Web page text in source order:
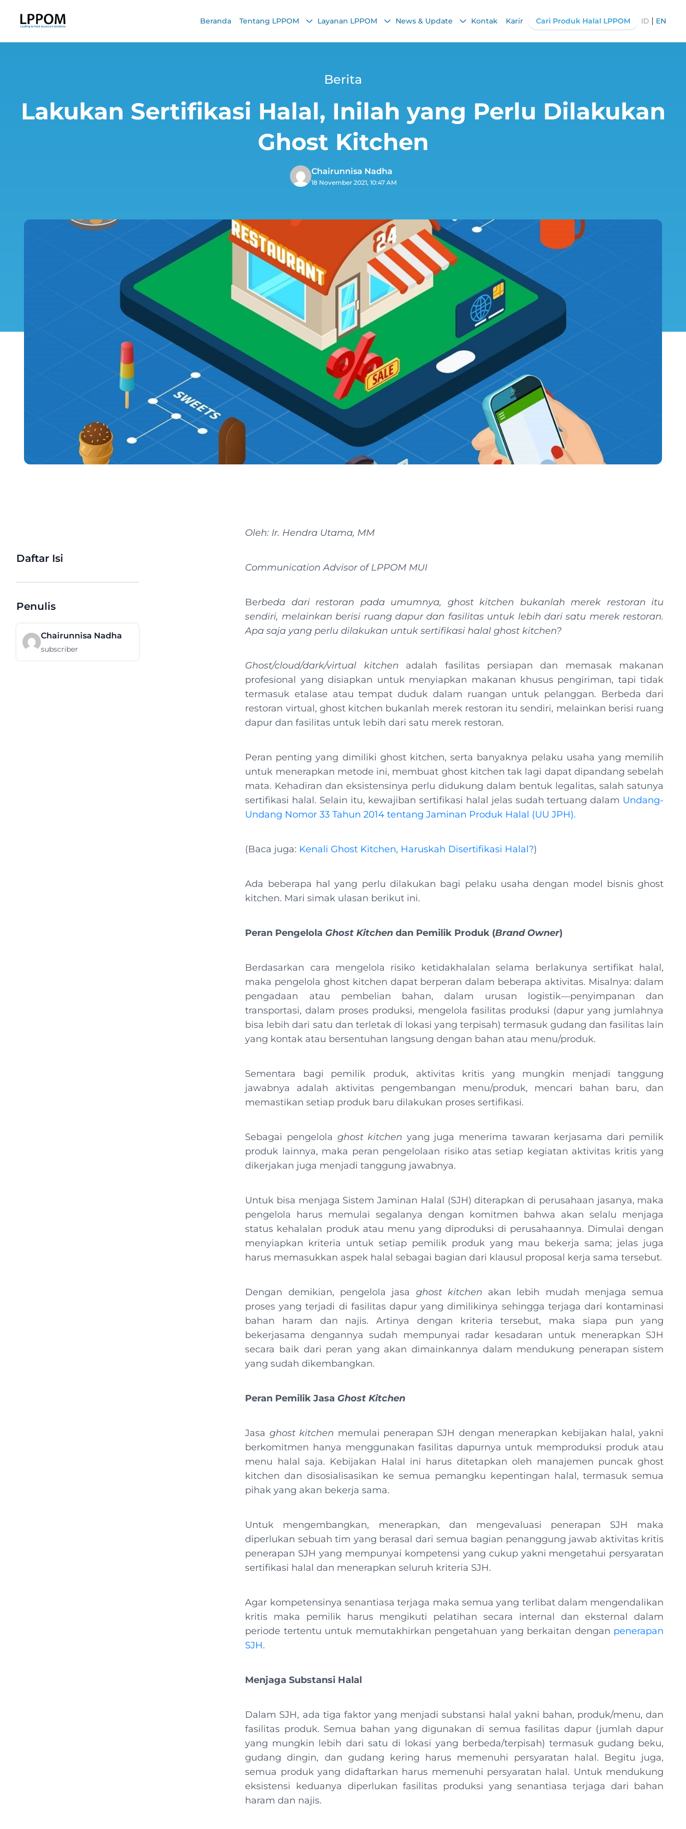
Beranda Tentang LPPOM Layanan LPPOM News & Update Kontak Karir Cari Produk Halal LPPOM ID | EN
Berita
Lakukan Sertifikasi Halal, Inilah yang Perlu Dilakukan
Ghost Kitchen
Chairunnisa Nadha
18 November 2021, 10:47 AM
Daftar Isi
Penulis
Chairunnisa Nadha
subscriber
Oleh: Ir. Hendra Utama, MM
Communication Advisor of LPPOM MUI
Berbeda dari restoran pada umumnya, ghost kitchen bukanlah merek restoran itu
sendiri, melainkan berisi ruang dapur dan fasilitas untuk lebih dari satu merek restoran.
Apa saja yang perlu dilakukan untuk sertifikasi halal ghost kitchen?
Ghost/cloud/dark/virtual kitchen adalah fasilitas persiapan dan memasak makanan
profesional yang disiapkan untuk menyiapkan makanan khusus pengiriman, tapi tidak
termasuk etalase atau tempat duduk dalam ruangan untuk pelanggan. Berbeda dari
restoran virtual, ghost kitchen bukanlah merek restoran itu sendiri, melainkan berisi ruang
dapur dan fasilitas untuk lebih dari satu merek restoran.
Peran penting yang dimiliki ghost kitchen, serta banyaknya pelaku usaha yang memilih
untuk menerapkan metode ini, membuat ghost kitchen tak lagi dapat dipandang sebelah
mata. Kehadiran dan eksistensinya perlu didukung dalam bentuk legalitas, salah satunya
sertifikasi halal. Selain itu, kewajiban sertifikasi halal jelas sudah tertuang dalam Undang-
Undang Nomor 33 Tahun 2014 tentang Jaminan Produk Halal (UU JPH).
(Baca juga: Kenali Ghost Kitchen, Haruskah Disertifikasi Halal?)
Ada beberapa hal yang perlu dilakukan bagi pelaku usaha dengan model bisnis ghost
kitchen. Mari simak ulasan berikut ini.
Peran Pengelola Ghost Kitchendan Pemilik Produk (Brand Owner)
Berdasarkan cara mengelola risiko ketidakhalalan selama berlakunya sertifikat halal,
maka pengelola ghost kitchen dapat berperan dalam beberapa aktivitas. Misalnya: dalam
pengadaan atau pembelian bahan, dalam urusan logistik—penyimpanan dan
transportasi, dalam proses produksi, mengelola fasilitas produksi (dapur yang jumlahnya
bisa lebih dari satu dan terletak di lokasi yang terpisah) termasuk gudang dan fasilitas lain
yang kontak atau bersentuhan langsung dengan bahan atau menu/produk.
Sementara bagi pemilik produk, aktivitas kritis yang mungkin menjadi tanggung
jawabnya adalah aktivitas pengembangan menu/produk, mencari bahan baru, dan
memastikan setiap produk baru dilakukan proses sertifikasi.
Sebagai pengelola ghost kitchen yang juga menerima tawaran kerjasama dari pemilik
produk lainnya, maka peran pengelolaan risiko atas setiap kegiatan aktivitas kritis yang
dikerjakan juga menjadi tanggung jawabnya.
Untuk bisa menjaga Sistem Jaminan Halal (SJH) diterapkan di perusahaan jasanya, maka
pengelola harus memulai segalanya dengan komitmen bahwa akan selalu menjaga
status kehalalan produk atau menu yang diproduksi di perusahaannya. Dimulai dengan
menyiapkan kriteria untuk setiap pemilik produk yang mau bekerja sama; jelas juga
harus memasukkan aspek halal sebagai bagian dari klausul proposal kerja sama tersebut.
Dengan demikian, pengelola jasa ghost kitchen akan lebih mudah menjaga semua
proses yang terjadi di fasilitas dapur yang dimilikinya sehingga terjaga dari kontaminasi
bahan haram dan najis. Artinya dengan kriteria tersebut, maka siapa pun yang
bekerjasama dengannya sudah mempunyai radar kesadaran untuk menerapkan SJH
secara baik dari peran yang akan dimainkannya dalam mendukung penerapan sistem
yang sudah dikembangkan.
Peran Pemilik Jasa Ghost Kitchen
Jasa ghost kitchen memulai penerapan SJH dengan menerapkan kebijakan halal, yakni
berkomitmen hanya menggunakan fasilitas dapurnya untuk memproduksi produk atau
menu halal saja. Kebijakan Halal ini harus ditetapkan oleh manajemen puncak ghost
kitchen dan disosialisasikan ke semua pemangku kepentingan halal, termasuk semua
pihak yang akan bekerja sama.
Untuk mengembangkan, menerapkan, dan mengevaluasi penerapan SJH maka
diperlukan sebuah tim yang berasal dari semua bagian penanggung jawab aktivitas kritis
penerapan SJH yang mempunyai kompetensi yang cukup yakni mengetahui persyaratan
sertifikasi halal dan menerapkan seluruh kriteria SJH.
Agar kompetensinya senantiasa terjaga maka semua yang terlibat dalam mengendalikan
kritis maka pemilik harus mengikuti pelatihan secara internal dan eksternal dalam
periode tertentu untuk memutakhirkan pengetahuan yang berkaitan dengan penerapan
SJH.
Menjaga Substansi Halal
Dalam SJH, ada tiga faktor yang menjadi substansi halal yakni bahan, produk/menu, dan
fasilitas produk. Semua bahan yang digunakan di semua fasilitas dapur (jumlah dapur
yang mungkin lebih dari satu di lokasi yang berbeda/terpisah) termasuk gudang beku,
gudang dingin, dan gudang kering harus memenuhi persyaratan halal. Begitu juga,
semua produk yang didaftarkan harus memenuhi persyaratan halal. Untuk mendukung
eksistensi keduanya diperlukan fasilitas produksi yang senantiasa terjaga dari bahan
haram dan najis.